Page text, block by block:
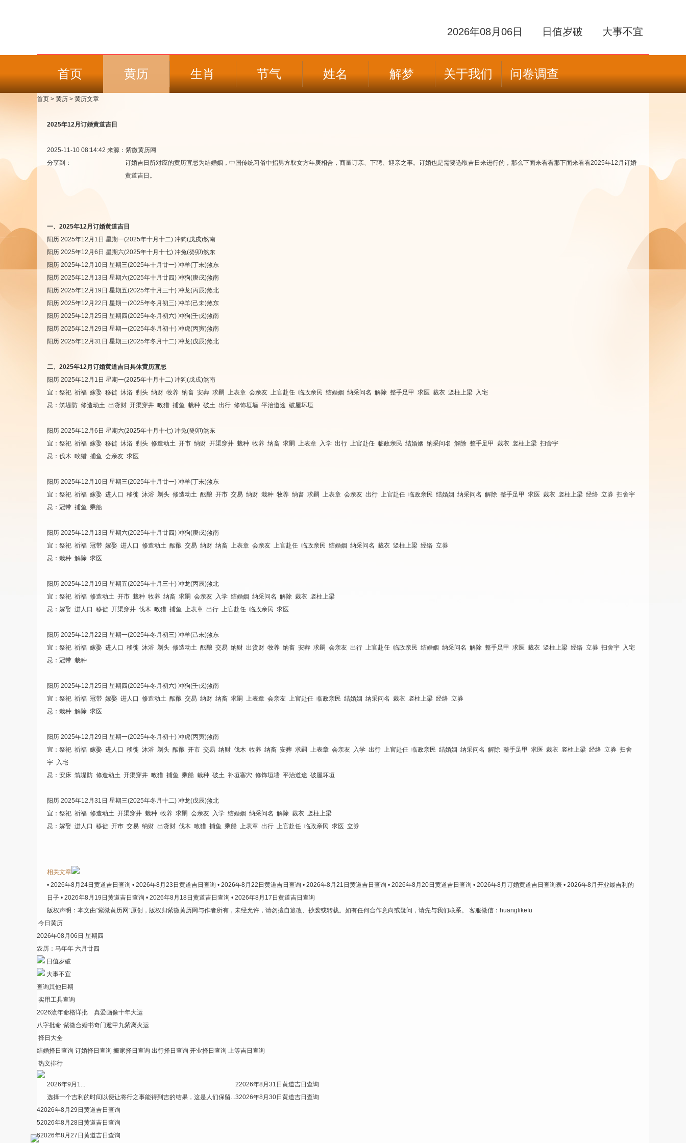
2026年08月06日 日值岁破 大事不宜
首页 黄历 生肖 节气 姓名 解梦 关于我们 问卷调查
首页 > 黄历 > 黄历文章
2025年12月订婚黄道吉日
2025-11-10 08:14:42 来源：紫微黄历网
分享到：
订婚吉日所对应的黄历宜忌为结婚姻，中国传统习俗中指男方取女方年庚相合，商量订亲、下聘、迎亲之事。订婚也是需要选取吉日来进行的，那么下面来看看那下面来看看2025年12月订婚
黄道吉日。
一、2025年12月订婚黄道吉日
阳历 2025年12月1日 星期一(2025年十月十二) 冲狗(戊戌)煞南
阳历 2025年12月6日 星期六(2025年十月十七) 冲兔(癸卯)煞东
阳历 2025年12月10日 星期三(2025年十月廿一) 冲羊(丁未)煞东
阳历 2025年12月13日 星期六(2025年十月廿四) 冲狗(庚戌)煞南
阳历 2025年12月19日 星期五(2025年十月三十) 冲龙(丙辰)煞北
阳历 2025年12月22日 星期一(2025年冬月初三) 冲羊(己未)煞东
阳历 2025年12月25日 星期四(2025年冬月初六) 冲狗(壬戌)煞南
阳历 2025年12月29日 星期一(2025年冬月初十) 冲虎(丙寅)煞南
阳历 2025年12月31日 星期三(2025年冬月十二) 冲龙(戊辰)煞北
二、2025年12月订婚黄道吉日具体黄历宜忌
阳历 2025年12月1日 星期一(2025年十月十二) 冲狗(戊戌)煞南
宜：祭祀 祈福 嫁娶 移徙 沐浴 剃头 纳财 牧养 纳畜 安葬 求嗣 上表章 会亲友 上官赴任 临政亲民 结婚姻 纳采问名 解除 整手足甲 求医 裁衣 竖柱上梁 入宅
忌：筑堤防 修造动土 出货财 开渠穿井 畋猎 捕鱼 栽种 破土 出行 修饰垣墙 平治道途 破屋坏垣
阳历 2025年12月6日 星期六(2025年十月十七) 冲兔(癸卯)煞东
宜：祭祀 祈福 嫁娶 移徙 沐浴 剃头 修造动土 开市 纳财 开渠穿井 栽种 牧养 纳畜 求嗣 上表章 入学 出行 上官赴任 临政亲民 结婚姻 纳采问名 解除 整手足甲 裁衣 竖柱上梁 扫舍宇
忌：伐木 畋猎 捕鱼 会亲友 求医
阳历 2025年12月10日 星期三(2025年十月廿一) 冲羊(丁未)煞东
宜：祭祀 祈福 嫁娶 进人口 移徙 沐浴 剃头 修造动土 酝酿 开市 交易 纳财 栽种 牧养 纳畜 求嗣 上表章 会亲友 出行 上官赴任 临政亲民 结婚姻 纳采问名 解除 整手足甲 求医 裁衣 竖柱上梁 经络 立券 扫舍宇
忌：冠带 捕鱼 乘船
阳历 2025年12月13日 星期六(2025年十月廿四) 冲狗(庚戌)煞南
宜：祭祀 祈福 冠带 嫁娶 进人口 修造动土 酝酿 交易 纳财 纳畜 上表章 会亲友 上官赴任 临政亲民 结婚姻 纳采问名 裁衣 竖柱上梁 经络 立券
忌：栽种 解除 求医
阳历 2025年12月19日 星期五(2025年十月三十) 冲龙(丙辰)煞北
宜：祭祀 祈福 修造动土 开市 栽种 牧养 纳畜 求嗣 会亲友 入学 结婚姻 纳采问名 解除 裁衣 竖柱上梁
忌：嫁娶 进人口 移徙 开渠穿井 伐木 畋猎 捕鱼 上表章 出行 上官赴任 临政亲民 求医
阳历 2025年12月22日 星期一(2025年冬月初三) 冲羊(己未)煞东
宜：祭祀 祈福 嫁娶 进人口 移徙 沐浴 剃头 修造动土 酝酿 交易 纳财 出货财 牧养 纳畜 安葬 求嗣 会亲友 出行 上官赴任 临政亲民 结婚姻 纳采问名 解除 整手足甲 求医 裁衣 竖柱上梁 经络 立券 扫舍宇 入宅
忌：冠带 栽种
阳历 2025年12月25日 星期四(2025年冬月初六) 冲狗(壬戌)煞南
宜：祭祀 祈福 冠带 嫁娶 进人口 修造动土 酝酿 交易 纳财 纳畜 求嗣 上表章 会亲友 上官赴任 临政亲民 结婚姻 纳采问名 裁衣 竖柱上梁 经络 立券
忌：栽种 解除 求医
阳历 2025年12月29日 星期一(2025年冬月初十) 冲虎(丙寅)煞南
宜：祭祀 祈福 嫁娶 进人口 移徙 沐浴 剃头 酝酿 开市 交易 纳财 伐木 牧养 纳畜 安葬 求嗣 上表章 会亲友 入学 出行 上官赴任 临政亲民 结婚姻 纳采问名 解除 整手足甲 求医 裁衣 竖柱上梁 经络 立券 扫舍
宇 入宅
忌：安床 筑堤防 修造动土 开渠穿井 畋猎 捕鱼 乘船 栽种 破土 补垣塞穴 修饰垣墙 平治道途 破屋坏垣
阳历 2025年12月31日 星期三(2025年冬月十二) 冲龙(戊辰)煞北
宜：祭祀 祈福 修造动土 开渠穿井 栽种 牧养 求嗣 会亲友 入学 结婚姻 纳采问名 解除 裁衣 竖柱上梁
忌：嫁娶 进人口 移徙 开市 交易 纳财 出货财 伐木 畋猎 捕鱼 乘船 上表章 出行 上官赴任 临政亲民 求医 立券
相关文章
• 2026年8月24日黄道吉日查询 • 2026年8月23日黄道吉日查询 • 2026年8月22日黄道吉日查询 • 2026年8月21日黄道吉日查询 • 2026年8月20日黄道吉日查询 • 2026年8月订婚黄道吉日查询表 • 2026年8月开业最吉利的
日子 • 2026年8月19日黄道吉日查询 • 2026年8月18日黄道吉日查询 • 2026年8月17日黄道吉日查询
版权声明： 本文由“紫微黄历网“原创，版权归紫微黄历网与作者所有，未经允许，请勿擅自篡改、抄袭或转载。如有任何合作意向或疑问，请先与我们联系。 客服微信：huanglikefu
今日黄历
2026年08月06日 星期四
农历：马年年 六月廿四
日值岁破
大事不宜
查询其他日期
实用工具查询
2026流年命格详批 真爱画像十年大运
八字批命 紫微合婚书奇门遁甲 九紫离火运
择日大全
结婚择日查询 订婚择日查询 搬家择日查询 出行择日查询 开业择日查询 上等吉日查询
热文排行
2026年9月1...
选择一个吉利的时间以便让将行之事能得到吉的结果，这是人们保留...
22026年8月31日黄道吉日查询
32026年8月30日黄道吉日查询
42026年8月29日黄道吉日查询
52026年8月28日黄道吉日查询
62026年8月27日黄道吉日查询